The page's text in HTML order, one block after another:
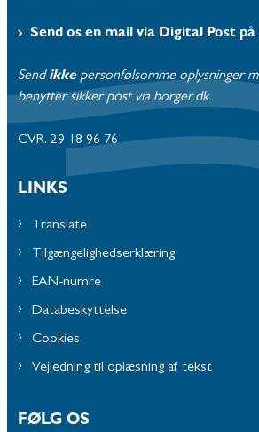
Send os en mail via Digital Post
Send ikke personfølsomme oplysninger
benytter sikker post via borger.dk.
CVR. 29 18 96 76
LINKS
Translate
Tilgængelighedserklæring
EAN-numre
Databeskyttelse
Cookies
Vejledning til oplæsning af tekst
FØLG OS